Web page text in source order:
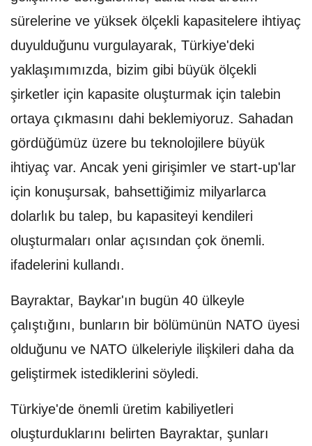
sürelerine ve yüksek ölçekli kapasitelere ihtiyaç
duyulduğunu vurgulayarak, Türkiye'deki
yaklaşımımızda, bizim gibi büyük ölçekli
şirketler için kapasite oluşturmak için talebin
ortaya çıkmasını dahi beklemiyoruz. Sahadan
gördüğümüz üzere bu teknolojilere büyük
ihtiyaç var. Ancak yeni girişimler ve start-up'lar
için konuşursak, bahsettiğimiz milyarlarca
dolarlık bu talep, bu kapasiteyi kendileri
oluşturmaları onlar açısından çok önemli.
ifadelerini kullandı.
Bayraktar, Baykar'ın bugün 40 ülkeyle
çalıştığını, bunların bir bölümünün NATO üyesi
olduğunu ve NATO ülkeleriyle ilişkileri daha da
geliştirmek istediklerini söyledi.
Türkiye'de önemli üretim kabiliyetleri
oluşturduklarını belirten Bayraktar, şunları